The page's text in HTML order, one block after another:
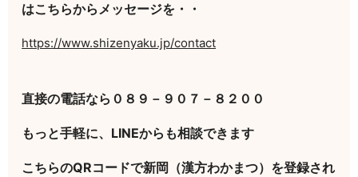
はこちらからメッセージを・・
https://www.shizenyaku.jp/contact
直接の電話なら０８９－９０７－８２００
もっと手軽に、LINEからも相談できます
こちらのQRコードで新岡（漢方わかまつ）を登録され